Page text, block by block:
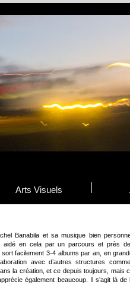
Arts Visuels
Banabila et sa musique bien
aidé en cela par un parcours et près de
facilement 3-4 albums par an, en
avec d’autres structures
la création, et ce depuis toujours, mais
également beaucoup. Il s’agit là